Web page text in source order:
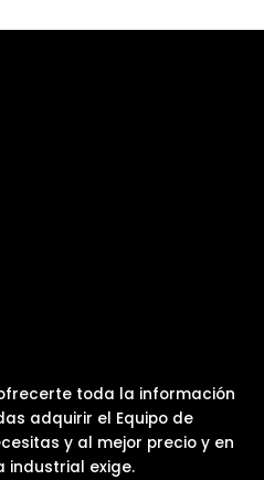
toda la información
adquirir el Equipo de
y al mejor precio y en
industrial exige.